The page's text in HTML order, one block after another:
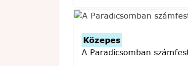
Közepes
A Paradicsomban